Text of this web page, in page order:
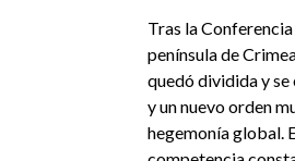
Tras la
península de
quedó dividida y
y un nuevo orden
hegemonía global.